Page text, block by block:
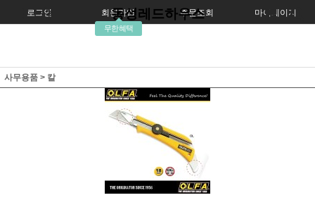
로그인 회원가입
무한혜택
주문조회 마이페이지
동성레드하우스
사무용품 > 칼